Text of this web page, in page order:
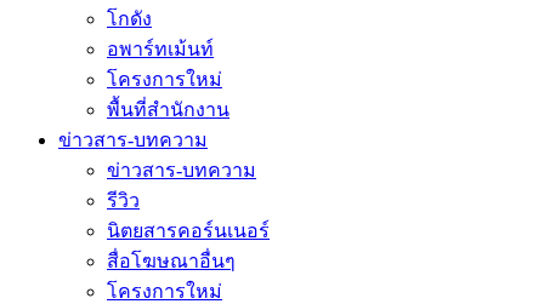
โกดัง
อพาร์ทเม้นท์
โครงการใหม่
พื้นที่สํานักงาน
ข่าวสาร-บทความ
ข่าวสาร-บทความ
รีวิว
นิตยสารคอร์นเนอร์
สื่อโฆษณาอื่นๆ
โครงการใหม่